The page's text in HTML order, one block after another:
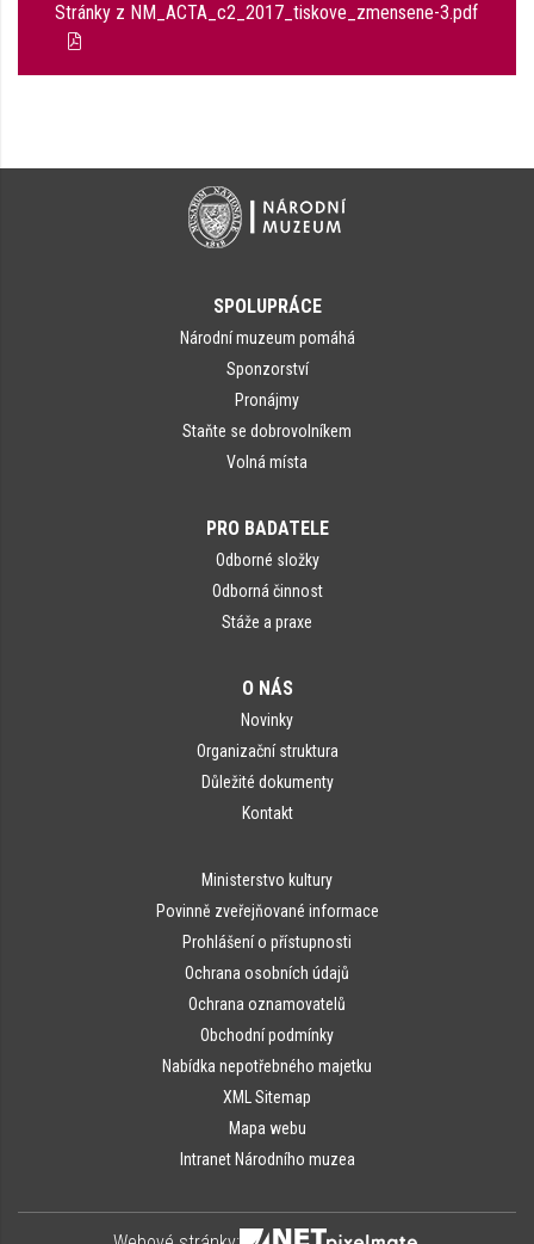
Stránky z NM_ACTA_c2_2017_tiskove_zmensene-3.pdf
SPOLUPRÁCE
Národní muzeum pomáhá
Sponzorství
Pronájmy
Staňte se dobrovolníkem
Volná místa
PRO BADATELE
Odborné složky
Odborná činnost
Stáže a praxe
O NÁS
Novinky
Organizační struktura
Důležité dokumenty
Kontakt
Ministerstvo kultury
Povinně zveřejňované informace
Prohlášení o přístupnosti
Ochrana osobních údajů
Ochrana oznamovatelů
Obchodní podmínky
Nabídka nepotřebného majetku
XML Sitemap
Mapa webu
Intranet Národního muzea